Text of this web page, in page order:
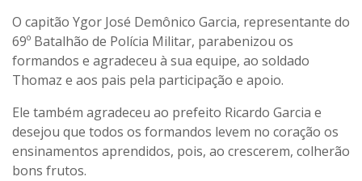
O capitão Ygor José Demônico Garcia, representante do
69º Batalhão de Polícia Militar, parabenizou os
formandos e agradeceu à sua equipe, ao soldado
Thomaz e aos pais pela participação e apoio.
Ele também agradeceu ao prefeito Ricardo Garcia e
desejou que todos os formandos levem no coração os
ensinamentos aprendidos, pois, ao crescerem, colherão
bons frutos.